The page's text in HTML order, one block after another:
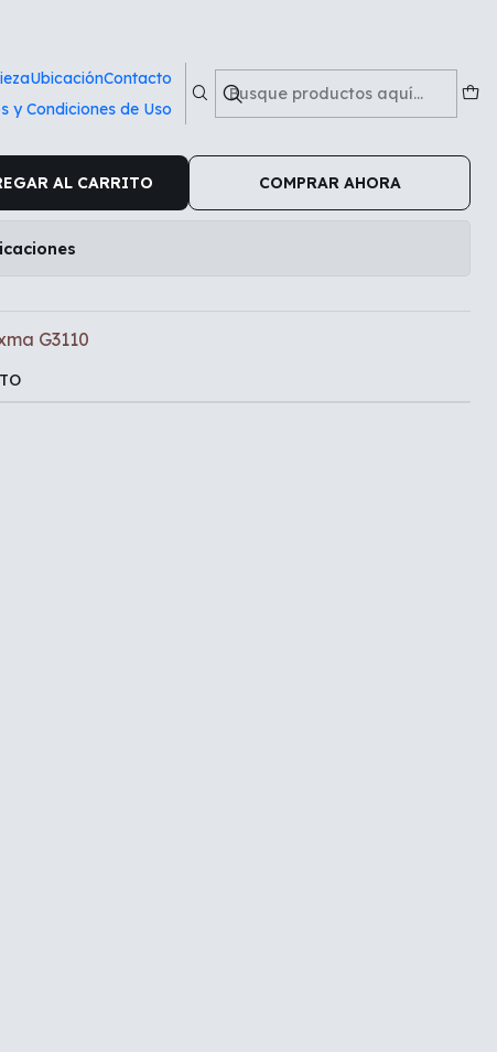
UbicaciónContacto
y Condiciones de Uso
Canon Pixma G3110
AL CARRITO COMPRAR AHORA
G3110